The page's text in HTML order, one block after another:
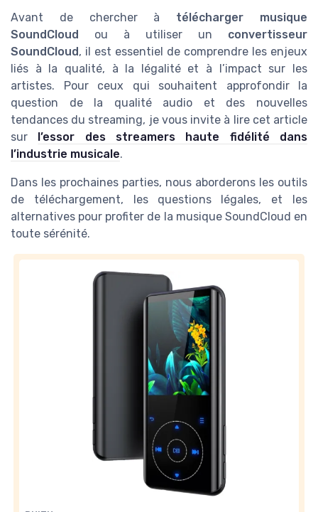
Avant de chercher à télécharger musique
SoundCloud ou à utiliser un convertisseur
SoundCloud, il est essentiel de comprendre les enjeux
liés à la qualité, à la légalité et à l’impact sur les
artistes. Pour ceux qui souhaitent approfondir la
question de la qualité audio et des nouvelles
tendances du streaming, je vous invite à lire cet article
sur l’essor des streamers haute fidélité dans
l’industrie musicale.
Dans les prochaines parties, nous aborderons les outils
de téléchargement, les questions légales, et les
alternatives pour profiter de la musique SoundCloud en
toute sérénité.